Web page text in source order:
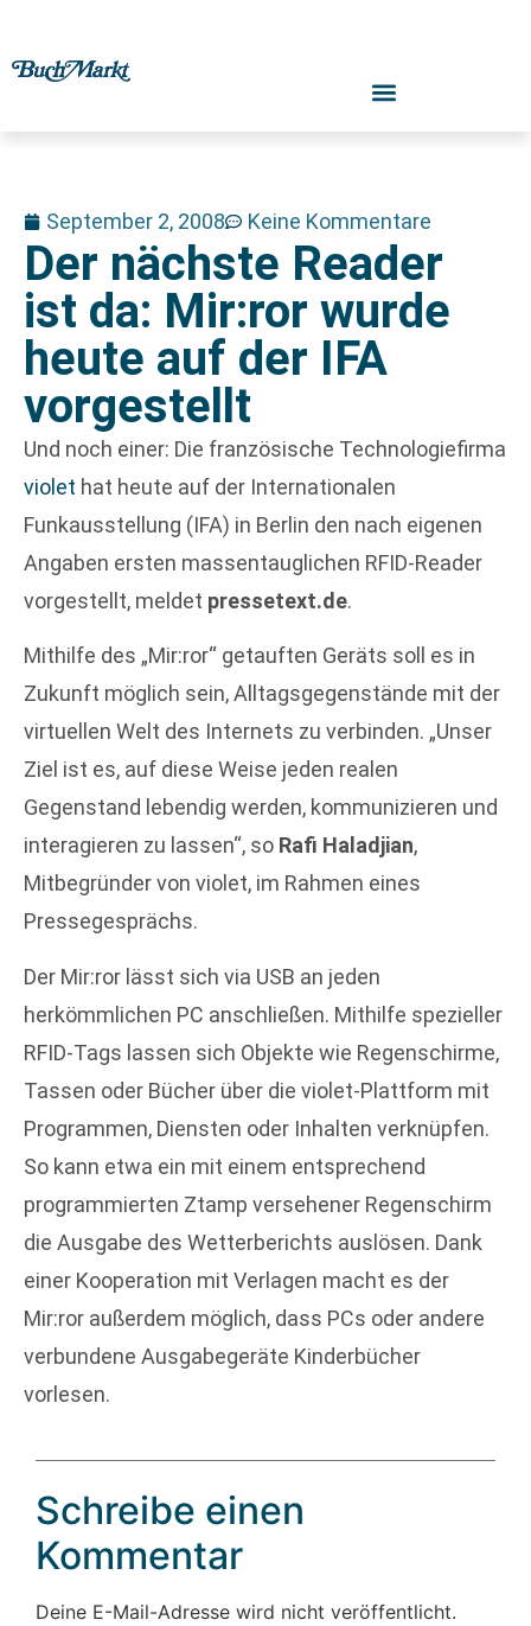
September 2, 2008 Keine Kommentare
Der nächste Reader
ist da: Mir:ror wurde
heute auf der IFA
vorgestellt
Und noch einer: Die französische Technologiefirma
violet hat heute auf der Internationalen
Funkausstellung (IFA) in Berlin den nach eigenen
Angaben ersten massentauglichen RFID-Reader
vorgestellt, meldet pressetext.de.
Mithilfe des „Mir:ror“ getauften Geräts soll es in
Zukunft möglich sein, Alltagsgegenstände mit der
virtuellen Welt des Internets zu verbinden. „Unser
Ziel ist es, auf diese Weise jeden realen
Gegenstand lebendig werden, kommunizieren und
interagieren zu lassen“, so Rafi Haladjian,
Mitbegründer von violet, im Rahmen eines
Pressegesprächs.
Der Mir:ror lässt sich via USB an jeden
herkömmlichen PC anschließen. Mithilfe spezieller
RFID-Tags lassen sich Objekte wie Regenschirme,
Tassen oder Bücher über die violet-Plattform mit
Programmen, Diensten oder Inhalten verknüpfen.
So kann etwa ein mit einem entsprechend
programmierten Ztamp versehener Regenschirm
die Ausgabe des Wetterberichts auslösen. Dank
einer Kooperation mit Verlagen macht es der
Mir:ror außerdem möglich, dass PCs oder andere
verbundene Ausgabegeräte Kinderbücher
vorlesen.
Schreibe einen
Kommentar
Deine E-Mail-Adresse wird nicht veröffentlicht.